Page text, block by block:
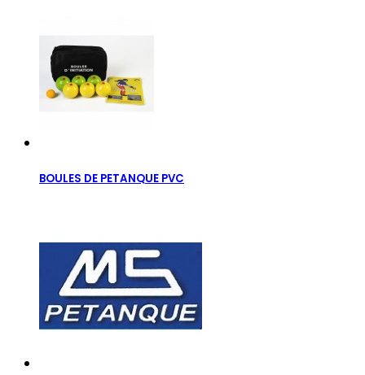
BOULES DE PETANQUE PVC